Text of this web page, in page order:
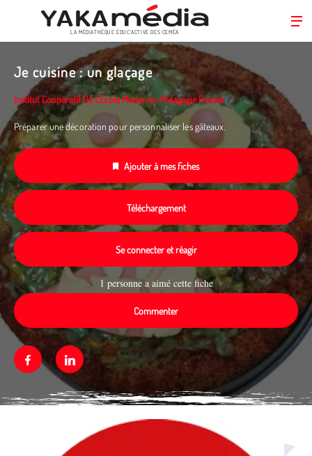
contenu
principal
LA MÉDIATHÈQUE ÉDUC’ACTIVE DES CEMÉA
Je cuisine : un glaçage
Institut Coopératif De L’École Moderne-Pédagogie Freinet
Préparer une décoration pour personnaliser les gâteaux.
Ajouter à mes fiches
Téléchargement
Se connecter et réagir
1 personne a aimé cette fiche
Commenter
FacebookLinkedin